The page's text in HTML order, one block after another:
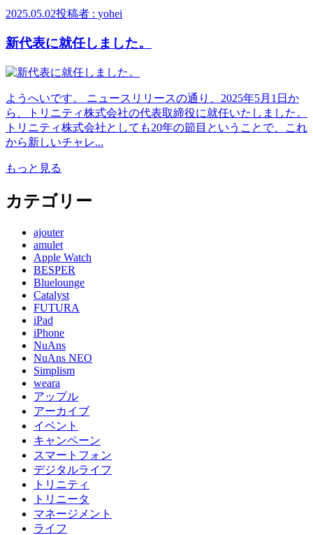
2025.05.02投稿者 : yohei
新代表に就任しました。
ようへいです。 ニュースリリースの通り、2025年5月1日か
ら、トリニティ株式会社の代表取締役に就任いたしました。
トリニティ株式会社としても20年の節目ということで、これ
から新しいチャレ...
もっと見る
カテゴリー
ajouter
amulet
Apple Watch
BESPER
Bluelounge
Catalyst
FUTURA
iPad
iPhone
NuAns
NuAns NEO
Simplism
weara
アップル
アーカイブ
イベント
キャンペーン
スマートフォン
デジタルライフ
トリニティ
トリニータ
マネージメント
ライフ